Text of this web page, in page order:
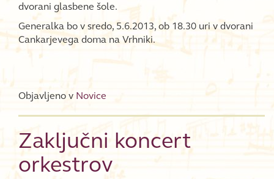
dvorani glasbene šole.
Generalka bo v sredo, 5.6.2013, ob 18.30 uri v dvorani
Cankarjevega doma na Vrhniki.
Objavljeno v Novice
Zaključni koncert
orkestrov